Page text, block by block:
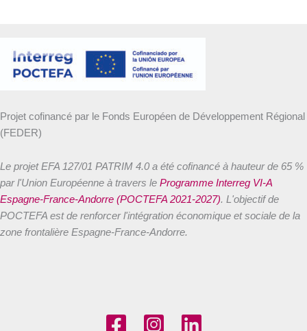
Projet cofinancé par le Fonds Européen de Développement Régional
(FEDER)
Le projet EFA 127/01 PATRIM 4.0 a été cofinancé à hauteur de 65 %
par l'Union Européenne à travers le Programme Interreg VI-A
Espagne-France-Andorre (POCTEFA 2021-2027). L'objectif de
POCTEFA est de renforcer l'intégration économique et sociale de la
zone frontalière Espagne-France-Andorre.